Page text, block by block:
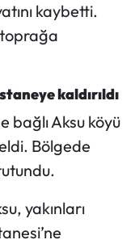
kaybetti.
toprağa
kaldırıldı
bağlı Aksu köyü
Bölgede
yakınları